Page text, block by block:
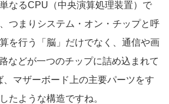
なるCPU（中央演算処理装置）で
つまりシステム・オン・チップと呼
を行う「脳」だけでなく、通信や画
などが一つのチップに詰め込まれて
マザーボード上の主要パーツをす
たような構造ですね。